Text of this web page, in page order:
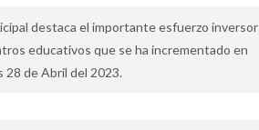
destaca el importante esfuerzo inversor
educativos que se ha incrementado en
28 de Abril del 2023.